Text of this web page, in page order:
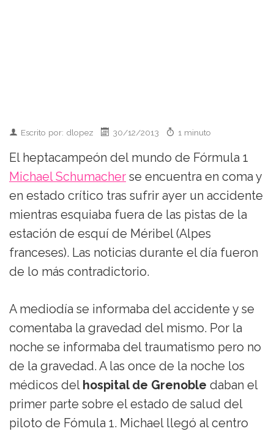
Escrito por: dlopez 30/12/2013 1 minuto
El heptacampeón del mundo de Fórmula 1
Michael Schumacher se encuentra en coma y
en estado crítico tras sufrir ayer un accidente
mientras esquiaba fuera de las pistas de la
estación de esquí de Méribel (Alpes
franceses). Las noticias durante el día fueron
de lo más contradictorio.
A mediodía se informaba del accidente y se
comentaba la gravedad del mismo. Por la
noche se informaba del traumatismo pero no
de la gravedad. A las once de la noche los
médicos del hospital de Grenoble daban el
primer parte sobre el estado de salud del
piloto de Fómula 1. Michael llegó al centro